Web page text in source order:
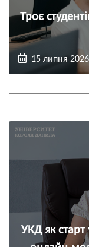
Троє
15 липня
УКД як старт